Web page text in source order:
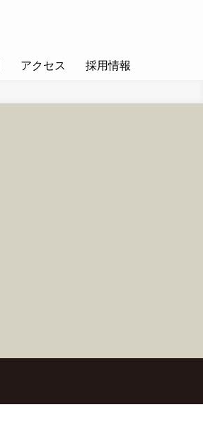
アクセス 採用情報